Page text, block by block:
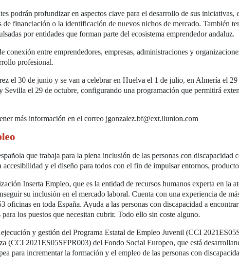
podrán profundizar en aspectos clave para el desarrollo de sus
financiación o la identificación de nuevos nichos de mercado. También
por entidades que forman parte del ecosistema emprendedor andaluz.
conexión entre emprendedores, empresas, administraciones y
profesional.
el 30 de junio y se van a celebrar en Huelva el 1 de julio, en Almería el
Sevilla el 29 de octubre, configurando una programación que permitirá
más información en el correo jgonzalez.bf@ext.ilunion.com
que trabaja para la plena inclusión de las personas con discapacidad
y el diseño para todos con el fin de impulsar entornos,
Inserta Empleo, que es la entidad de recursos humanos experta en la
su inclusión en el mercado laboral. Cuenta con una experiencia de
oficinas en toda España. Ayuda a las personas con discapacidad a
los puestos que necesitan cubrir. Todo ello sin coste alguno.
y gestión del Programa Estatal de Empleo Juvenil (CCI
(CCI 2021ES05SFPR003) del Fondo Social Europeo, que está
para incrementar la formación y el empleo de las personas con